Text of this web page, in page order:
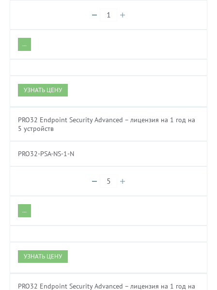
УЗНАТЬ ЦЕНУ
PRO32 Endpoint Security Advanced – лицензия на 1 год на
5 устройств
PRO32-PSA-NS-1-N
УЗНАТЬ ЦЕНУ
PRO32 Endpoint Security Advanced – лицензия на 1 год на